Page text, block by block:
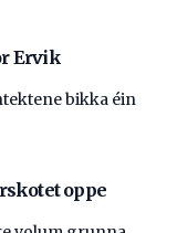
Ervik
bikka éin
oppe